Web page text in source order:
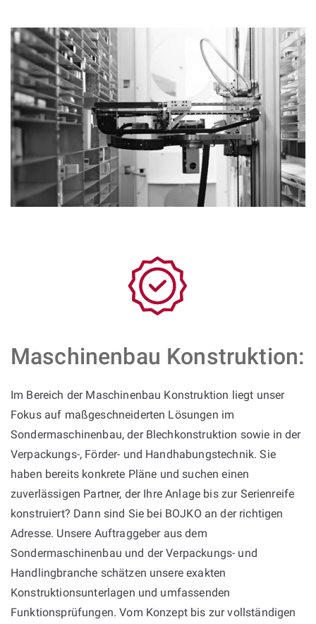
Maschinenbau Konstruktion:
Im Bereich der Maschinenbau Konstruktion liegt unser
Fokus auf maßgeschneiderten Lösungen im
Sondermaschinenbau, der Blechkonstruktion sowie in der
Verpackungs-, Förder- und Handhabungstechnik. Sie
haben bereits konkrete Pläne und suchen einen
zuverlässigen Partner, der Ihre Anlage bis zur Serienreife
konstruiert? Dann sind Sie bei BOJKO an der richtigen
Adresse. Unsere Auftraggeber aus dem
Sondermaschinenbau und der Verpackungs- und
Handlingbranche schätzen unsere exakten
Konstruktionsunterlagen und umfassenden
Funktionsprüfungen. Vom Konzept bis zur vollständigen